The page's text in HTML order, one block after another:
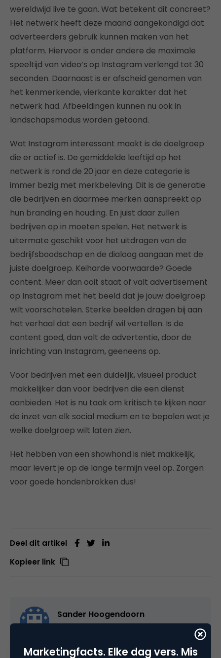
wereldwijd live te gaan. Wat betekent dit concreet?
Het netwerk heeft deze maand aangekondigd dat
adverteerders gebruik kunnen maken van het
platform. Hiervoor is onder andere de maximale
speeltijd van video’s op Instagram verlengd tot 30
seconden. Daarnaast is er afscheid genomen van
het kenmerkende, vierkante karakter dat het
netwerk had. Afbeeldingen kunnen nu ook in
landschapsmodus worden getoond.
Wat Instagram interessant maakt is de doelgroep
die er actief is. De gemiddelde leeftijd op het
netwerk is rond de 20 jaar en deze categorie is
immer bezig met merkbeleving. Dit is de generatie
die bedrijven en daarmee merken aanspreekt op
hun branding en houding. En juist daar zullen
bedrijven op in moeten spelen. Het netwerk is
uitermate geschikt voor het uitdragen van de
bedrijfsboodschap en de dialoog aangaan met de
juiste doelgroep. Keiharde voorwaarde? Goede
content. Meer dan ooit staat of valt advertisement
op Instagram met het beeld dat je jouw doelgroep
wilt voorschotelen. Sterke beelden dragen bij aan
het verhaal dat een bedrijf wil vertellen. Is de
content goed, dan valt de advertentie, door de
inrichting van Instagram, geeneens op.
Voor bedrijven met een duidelijk, visueel product
makkelijker dan voor bedrijven die een dienst
aanbieden. Het is nu taak om kritisch te kijken naar
de inzet van elk social medium en te bepalen wat je
welke doelgroep wilt laten zien.
Het hebben van een showhond is niet makkelijk,
maar levert je op de lange termijn veel op. Zorgen
voor goede hondenbrokken dus!
Deel dit artikel
Kopieer link
Sander Hoogendoorn
Online Consultant bijMrWork
Mijn naam is Sander Hoogendoorn en ik ben sinds
Marketingfacts. Elke dag vers. Mis